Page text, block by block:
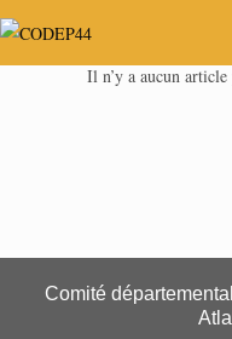
Il n’y a aucun
Comité